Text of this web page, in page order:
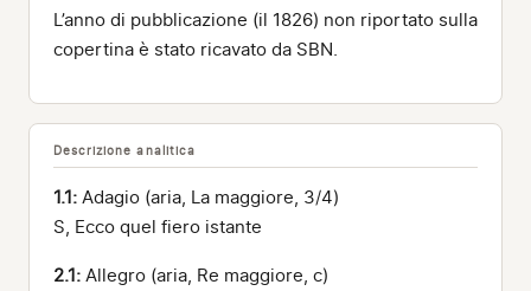
L’anno di pubblicazione (il 1826) non riportato sulla
copertina è stato ricavato da SBN.
Descrizione analitica
1.1: Adagio (aria, La maggiore, 3/4)
S, Ecco quel fiero istante
2.1: Allegro (aria, Re maggiore, c)